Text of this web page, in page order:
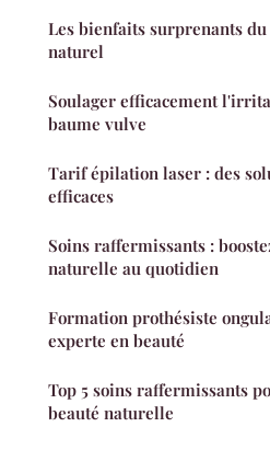
Les bienfaits surprenants
naturel
Soulager efficacement
baume vulve
Tarif épilation laser : des
efficaces
Soins raffermissants :
naturelle au quotidien
Formation prothésiste
experte en beauté
Top 5 soins raffermissants
beauté naturelle